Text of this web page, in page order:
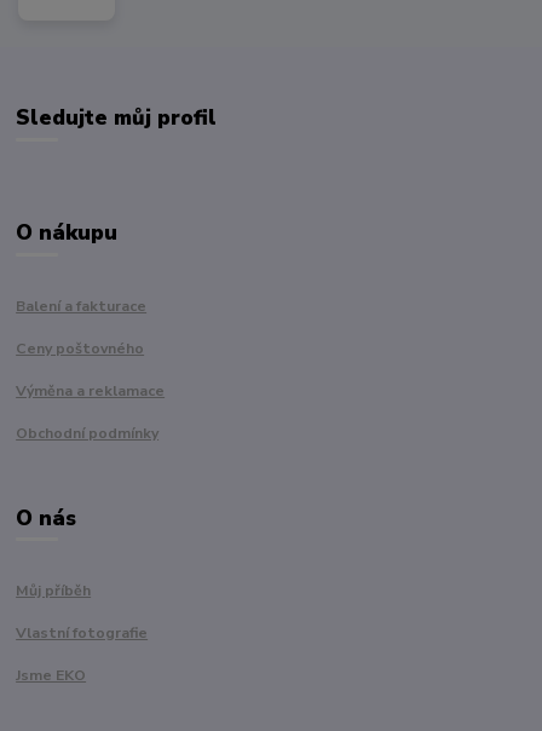
Sledujte můj profil
O nákupu
Balení a fakturace
Ceny poštovného
Výměna a reklamace
Obchodní podmínky
O nás
Můj příběh
Vlastní fotografie
Jsme EKO